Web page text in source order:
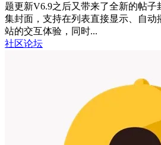
题更新V6.9之后又带来了全新的帖子
集封面，支持在列表直接显示、自动
站的交互体验，同时...
社区论坛